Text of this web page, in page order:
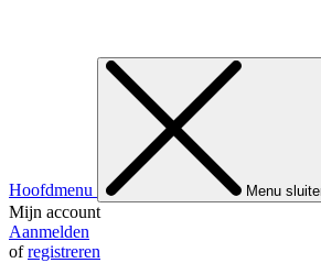
Hoofdmenu Menu
Mijn account
Aanmelden
ofregistreren